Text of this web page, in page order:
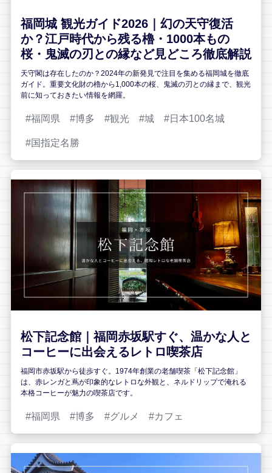
福岡城 観光ガイド2026｜幻の天守復活
か？江戸時代から残る櫓・1000本もの
桜・鬼滅の刃との縁など見どころ徹底解説
天守閣は存在したのか？2024年の新発見で注目を集める福岡城を徹底
ガイド。重要文化財の櫓から1,000本の桜、鬼滅の刃との縁まで、観光
前に知っておきたい情報を網羅。
福岡県 博多 観光 城 日本100名城
国指定名勝
松下記念館｜福岡赤坂駅すぐ、温かな人と
コーヒーに出会えるレトロ喫茶店
福岡市赤坂駅から徒歩すぐ。1974年創業の老舗喫茶「松下記念館」
は、赤レンガと蔦が印象的なレトロな外観と、ネルドリップで淹れる
本格コーヒーが魅力の喫茶店です。
福岡県 博多 グルメ カフェ